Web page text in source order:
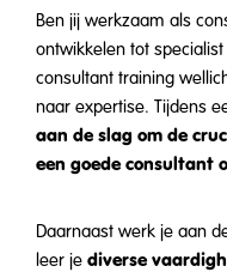
Ben jij werkzaam als
ontwikkelen tot
consultant training
naar expertise. Tijdens
aan de slag om de
een goede consultant
Daarnaast werk je aan
leer je diverse